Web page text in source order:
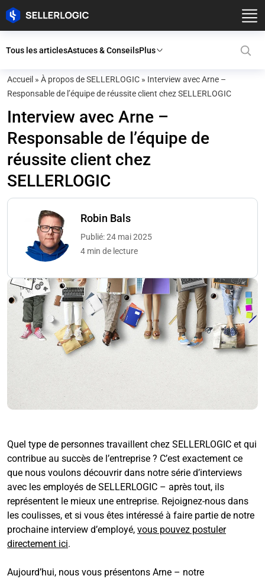
Tous les articlesAstuces & ConseilsPlus
Accueil » À propos de SELLERLOGIC » Interview avec Arne –
Responsable de l’équipe de réussite client chez SELLERLOGIC
Interview avec Arne –
Responsable de l’équipe de
réussite client chez
SELLERLOGIC
Robin Bals
Publié: 24 mai 2025
4 min de lecture
Quel type de personnes travaillent chez SELLERLOGIC et qui
contribue au succès de l’entreprise ? C’est exactement ce
que nous voulons découvrir dans notre série d’interviews
avec les employés de SELLERLOGIC – après tout, ils
représentent le mieux une entreprise. Rejoignez-nous dans
les coulisses, et si vous êtes intéressé à faire partie de notre
prochaine interview d’employé, vous pouvez postuler
directement ici.
Aujourd’hui, nous vous présentons Arne – notre